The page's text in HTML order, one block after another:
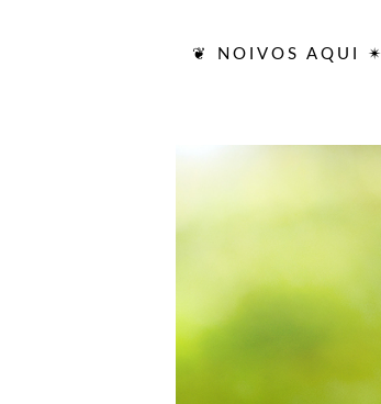
❦ NOIVOS AQUI ✴